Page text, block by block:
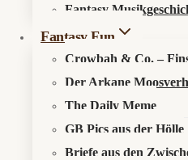
Fantasy
Fantasy Fun
Crowbah & Co. –
Der Arkane
The Daily Meme
GB Pics aus der Hölle
Briefe aus den
Search in content